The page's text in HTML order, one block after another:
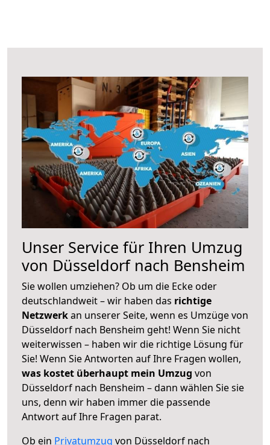
Unser Service für Ihren Umzug
von Düsseldorf nach Bensheim
Sie wollen umziehen? Ob um die Ecke oder
deutschlandweit – wir haben das richtige
Netzwerkan unserer Seite, wenn es Umzüge von
Düsseldorf nach Bensheim geht! Wenn Sie nicht
weiterwissen – haben wir die richtige Lösung für
Sie! Wenn Sie Antworten auf Ihre Fragen wollen,
was kostet überhaupt mein Umzug von
Düsseldorf nach Bensheim – dann wählen Sie sie
uns, denn wir haben immer die passende
Antwort auf Ihre Fragen parat.
Ob ein Privatumzug von Düsseldorf nach